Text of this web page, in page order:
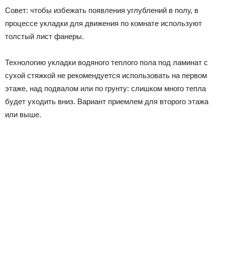
Совет: чтобы избежать появления углублений в полу, в
процессе укладки для движения по комнате используют
толстый лист фанеры.
Технологию укладки водяного теплого пола под ламинат с
сухой стяжкой не рекомендуется использовать на первом
этаже, над подвалом или по грунту: слишком много тепла
будет уходить вниз. Вариант приемлем для второго этажа
или выше.